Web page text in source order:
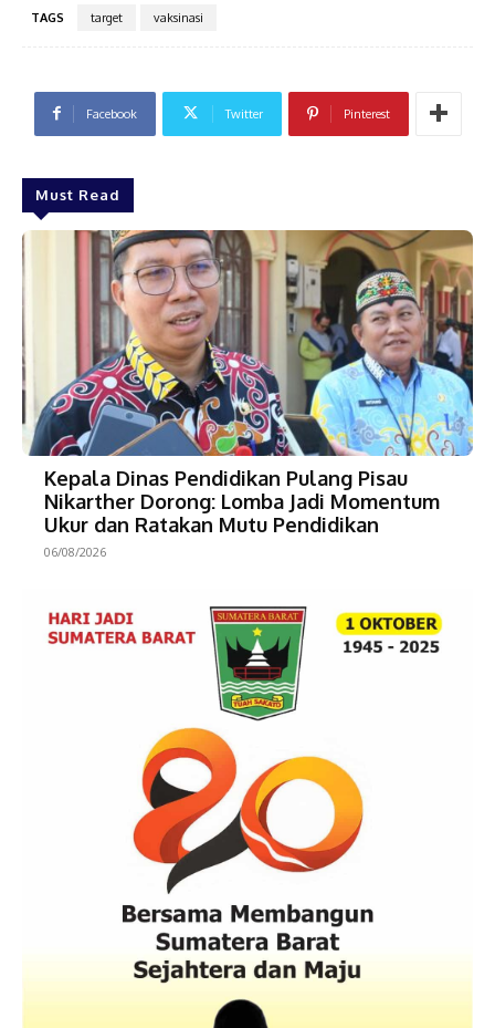
TAGS target vaksinasi
Facebook Twitter Pinterest
Must Read
Kepala Dinas Pendidikan Pulang Pisau
Nikarther Dorong: Lomba Jadi Momentum
Ukur dan Ratakan Mutu Pendidikan
06/08/2026